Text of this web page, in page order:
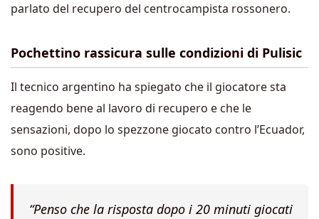
parlato del recupero del centrocampista rossonero.
Pochettino rassicura sulle condizioni di Pulisic
Il tecnico argentino ha spiegato che il giocatore sta
reagendo bene al lavoro di recupero e che le
sensazioni, dopo lo spezzone giocato contro l’Ecuador,
sono positive.
“Penso che la risposta dopo i 20 minuti giocati